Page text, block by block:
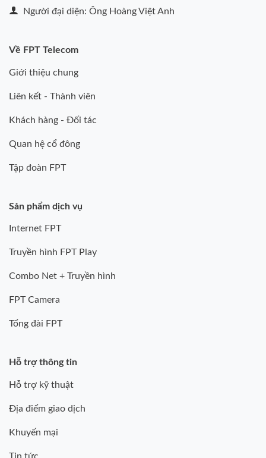
Người đại diện: Ông Hoàng Việt Anh
Về FPT Telecom
Giới thiệu chung
Liên kết - Thành viên
Khách hàng - Đối tác
Quan hệ cổ đông
Tập đoàn FPT
Sản phẩm dịch vụ
Internet FPT
Truyền hình FPT Play
Combo Net + Truyền hình
FPT Camera
Tổng đài FPT
Hỗ trợ thông tin
Hỗ trợ kỹ thuật
Địa điểm giao dịch
Khuyến mại